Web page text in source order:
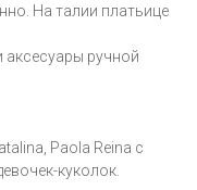
На талии платьице
аксесуары ручной
Paola Reina с
куколок.